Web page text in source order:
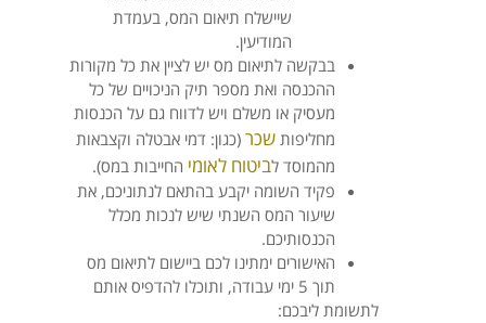
שיישלח תיאום המס, בעמדת
המודיעין.
בבקשה לתיאום מס יש לציין את כל מקורות
ההכנסה ואת מספר תיק הניכויים של כל
מעסיק או משלם ויש לדווח גם על הכנסות
מחליפות שכר (כגון: דמי אבטלה וקצבאות
מהמוסד לביטוח לאומי החייבות במס).
פקיד השומה יקבע בהתאם לנתוניכם, את
שיעור המס השנתי שיש לנכות מכלל
הכנסותיכם.
האישורים ימתינו לכם ביישום לתיאום מס
תוך 5 ימי עבודה, ותוכלו להדפיס אותם
לתשומת ליבכם: